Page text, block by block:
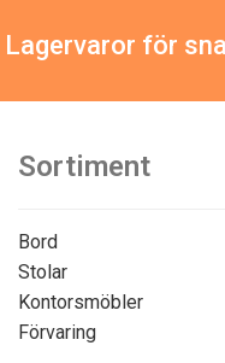
Lagervaror för
Sortiment
Bord
Stolar
Kontorsmöbler
Förvaring